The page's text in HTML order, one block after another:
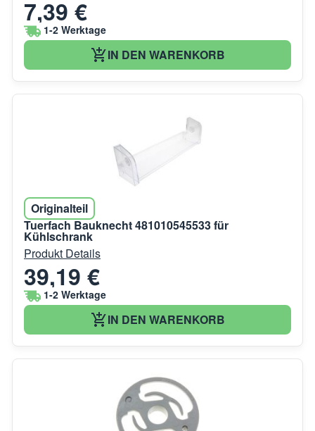
7,39 €
1-2 Werktage
IN DEN WARENKORB
Originalteil
Tuerfach Bauknecht 481010545533 für
Kühlschrank
Produkt Details
39,19 €
1-2 Werktage
IN DEN WARENKORB